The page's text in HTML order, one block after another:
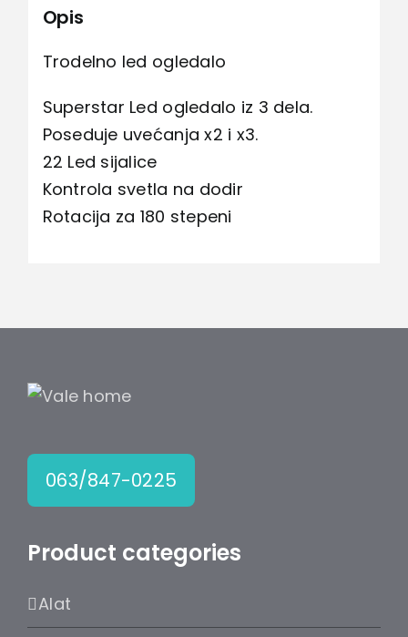
Opis
Trodelno led ogledalo
Superstar Led ogledalo iz 3 dela.
Poseduje uvećanja x2 i x3.
22 Led sijalice
Kontrola svetla na dodir
Rotacija za 180 stepeni
063/847-0225
Product categories
Alat